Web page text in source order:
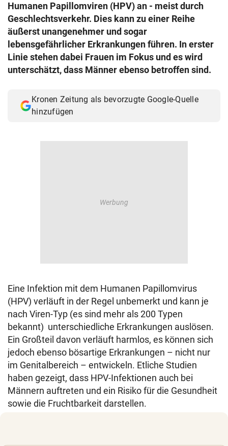
Humanen Papillomviren (HPV) an - meist durch
Geschlechtsverkehr. Dies kann zu einer Reihe
äußerst unangenehmer und sogar
lebensgefährlicher Erkrankungen führen. In erster
Linie stehen dabei Frauen im Fokus und es wird
unterschätzt, dass Männer ebenso betroffen sind.
Kronen Zeitung als bevorzugte Google-Quelle
hinzufügen
Eine Infektion mit dem Humanen Papillomvirus
(HPV) verläuft in der Regel unbemerkt und kann je
nach Viren-Typ (es sind mehr als 200 Typen
bekannt) unterschiedliche Erkrankungen auslösen.
Ein Großteil davon verläuft harmlos, es können sich
jedoch ebenso bösartige Erkrankungen – nicht nur
im Genitalbereich – entwickeln. Etliche Studien
haben gezeigt, dass HPV-Infektionen auch bei
Männern auftreten und ein Risiko für die Gesundheit
sowie die Fruchtbarkeit darstellen.